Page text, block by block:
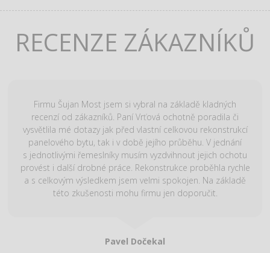
RECENZE ZÁKAZNÍKŮ
Firmu Šujan Most jsem si vybral na základě kladných
recenzí od zákazníků. Paní Vrťová ochotně poradila či
vysvětlila mé dotazy jak před vlastní celkovou rekonstrukcí
panelového bytu, tak i v době jejího průběhu. V jednání
s jednotlivými řemeslníky musím vyzdvihnout jejich ochotu
provést i další drobné práce. Rekonstrukce proběhla rychle
a s celkovým výsledkem jsem velmi spokojen. Na základě
této zkušenosti mohu firmu jen doporučit.
Pavel Dočekal